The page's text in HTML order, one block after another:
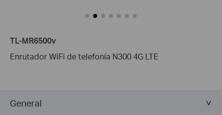
TL-MR6500v
Enrutador WiFi de telefonía N300 4G LTE
General